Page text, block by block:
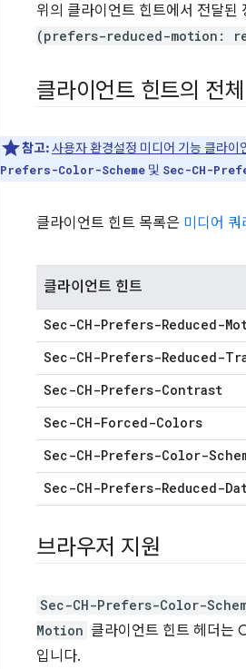
위의 클라이언트 힌트에서 전달된
(prefers-reduced-motion:
클라이언트 힌트의 전
참고: 사용자 환경설정 미디어 기능 클라이
Prefers-Color-Scheme 및 Sec-CH-
클라이언트 힌트 목록은 미디어 쿼
클라이언트 힌트
Sec-CH-Prefers-Reduced-
Sec-CH-Prefers-Reduced-
Sec-CH-Prefers-Contrast
Sec-CH-Forced-Colors
Sec-CH-Prefers-Color-
Sec-CH-Prefers-Reduced-
브라우저 지원
Sec-CH-Prefers-Color-
Motion 클라이언트 힌트 헤더는
입니다.